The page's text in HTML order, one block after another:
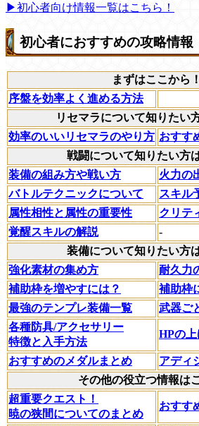
▶初心者向け情報一覧はこちら！
初心者におすすめの攻略情報
まずはここから！
序盤を効率よく進める方法
リセマラについて知りたい
効率のいいリセマラのやり方 おすす
戦闘について知りたい方
装備の組み方や戦い方
火力の
バトルテクニックについて
スキル
属性相性と属性の重要性
クリテ
覚醒スキルの解説
-
装備について知りたい方
強化素材の集め方
耐久力
補助枠を増やすには？
補助枠
最強のテンプレ装備一覧
武器ご
各種防具/アクセサリー
特徴と入手方法
HPの
おすすめのメダルまとめ
アディ
その他の役立つ情報は
超重要クエスト！
暁の狭間についてのまとめ
おすす